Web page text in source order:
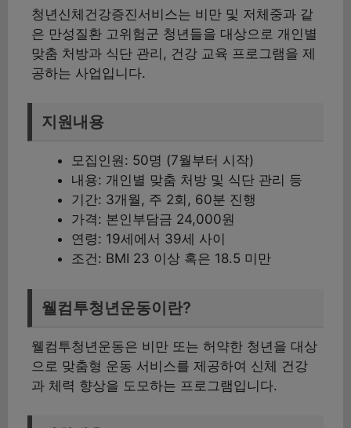
청년신체건강증진서비스는 비만 및 저체중과 같
은 만성질환 고위험군 청년들을 대상으로 개인별
맞춤 처방과 식단 관리, 건강 교육 프로그램을 제
공하는 사업입니다.
지원내용
모집인원: 50명 (7월부터 시작)
내용: 개인별 맞춤 처방 및 식단 관리 등
기간: 3개월, 주 2회, 60분 진행
가격: 본인부담금 24,000원
연령: 19세에서 39세 사이
조건: BMI 23 이상 혹은 18.5 미만
웰컴투청년운동이란?
웰컴투청년운동은 비만 또는 허약한 청년을 대상
으로 맞춤형 운동 서비스를 제공하여 신체 건강
과 체력 향상을 도모하는 프로그램입니다.